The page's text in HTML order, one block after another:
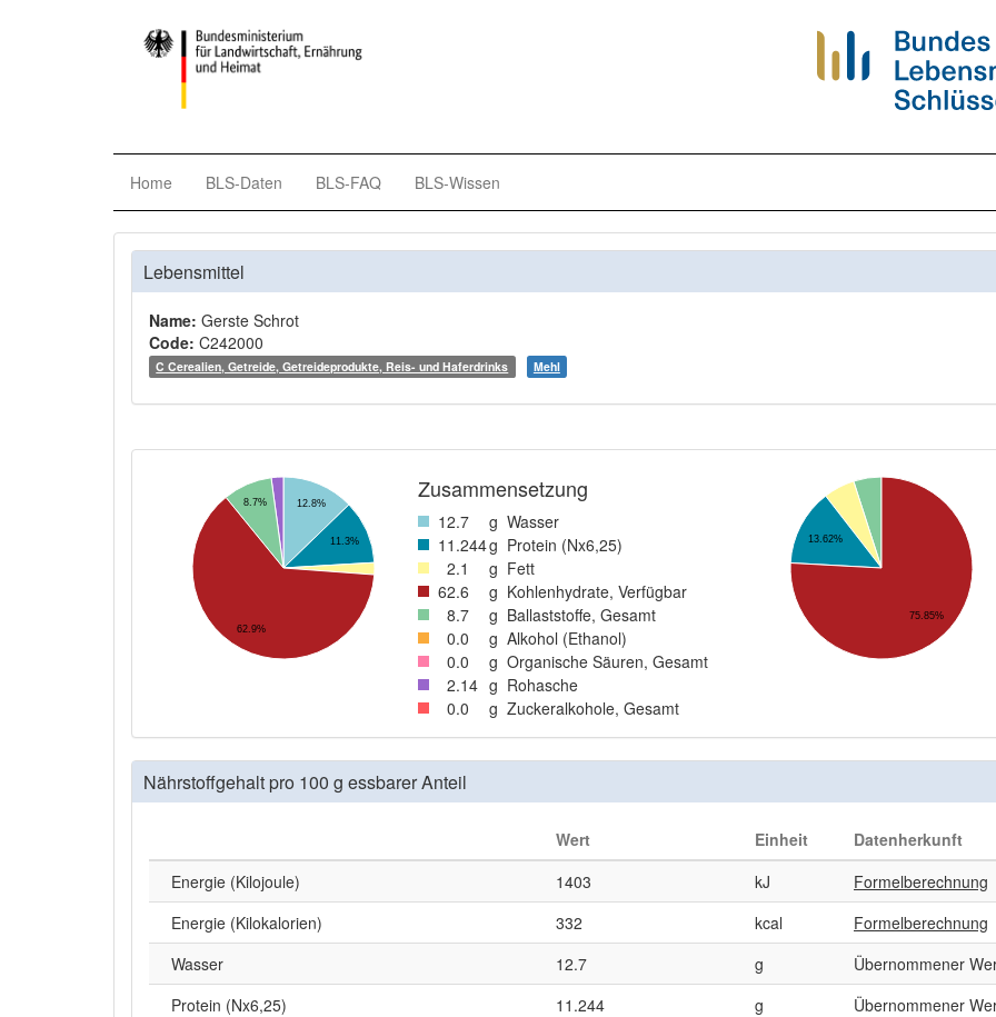
Home BLS-Daten BLS-FAQ BLS-Wissen
Lebensmittel
Name: Gerste Schrot
Code: C242000
C Cerealien, Getreide, Getreideprodukte, Reis- und Haferdrinks Mehl
12.8%
11.3%
8.7%
62.9%
Zusammensetzung
12.7 g Wasser
11 .244g Protein (Nx6,25)
2.1 g Fett
62.6 g Kohlenhydrate, Verfügbar
8.7 g Ballaststoffe, Gesamt
0.0 g Alkohol (Ethanol)
0.0 g Organische Säuren, Gesamt
2.14 g Rohasche
0.0 g Zuckeralkohole, Gesamt
13.62%
75.85%
Nährstoffgehalt pro 100 g essbarer Anteil
Wert Einheit Datenherkunft
Energie (Kilojoule)
1403 kJ
Formelberechnung
Energie (Kilokalorien)
332 kcal
Formelberechnung
Wasser
12.7 g
Übernommener
Protein (Nx6,25)
11.244 g
Übernommener